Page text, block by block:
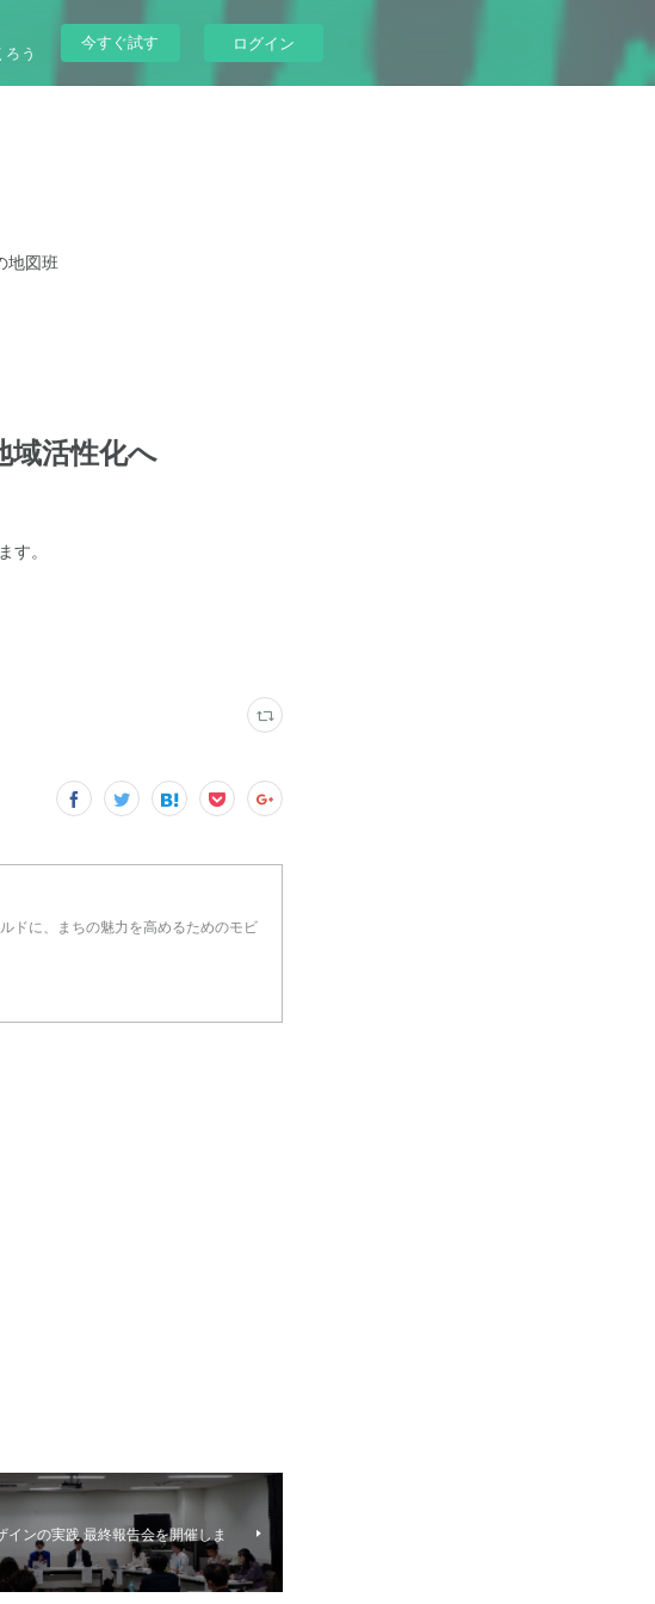
う
今すぐ試す ログイン
地図班
域活性化へ
。
ドに、まちの魅力を高めるためのモビ
インの実践 最終報告会を開催しま